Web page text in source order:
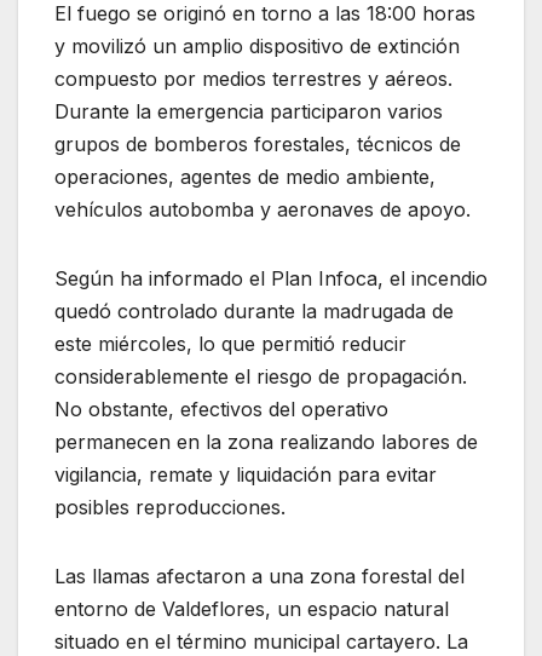
El fuego se originó en torno a las 18:00 horas
y movilizó un amplio dispositivo de extinción
compuesto por medios terrestres y aéreos.
Durante la emergencia participaron varios
grupos de bomberos forestales, técnicos de
operaciones, agentes de medio ambiente,
vehículos autobomba y aeronaves de apoyo.
Según ha informado el Plan Infoca, el incendio
quedó controlado durante la madrugada de
este miércoles, lo que permitió reducir
considerablemente el riesgo de propagación.
No obstante, efectivos del operativo
permanecen en la zona realizando labores de
vigilancia, remate y liquidación para evitar
posibles reproducciones.
Las llamas afectaron a una zona forestal del
entorno de Valdeflores, un espacio natural
situado en el término municipal cartayero. La